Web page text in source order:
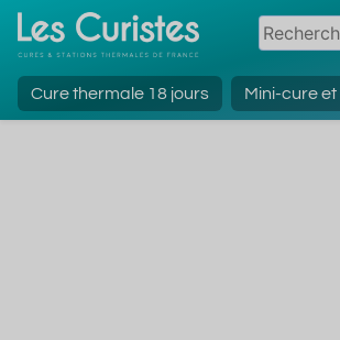
Cure thermale 18 jours Mini-cure et